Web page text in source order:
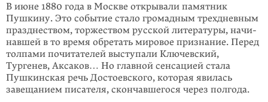
В июне 1880 года в Москве открывали памятник
Пушкину. Это событие стало громадным трехдневным
празднеством, торжеством русской литературы, начи­­
навшей в то время обретать мировое признание. Перед
толпами почита­телей выступали Ключевский,
Тургенев, Аксаков… Но главной сенсацией стала
Пушкинская речь Достоевского, которая явилась
завещанием писателя, скон­чавшегося через полгода.